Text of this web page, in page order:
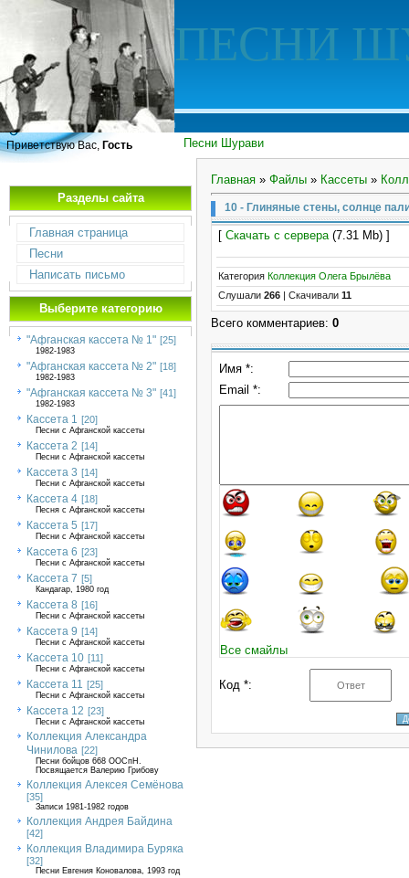
ПЕСНИ
Песни Шурави
Приветствую Вас, Гость
Разделы сайта
Главная страница
Песни
Написать письмо
Выберите категорию
"Афганская кассета № 1" [25]
1982-1983
"Афганская кассета № 2" [18]
1982-1983
"Афганская кассета № 3" [41]
1982-1983
Кассета 1 [20]
Песни с Афганской кассеты
Кассета 2 [14]
Песни с Афганской кассеты
Кассета 3 [14]
Песни с Афганской кассеты
Кассета 4 [18]
Песня с Афганской кассеты
Кассета 5 [17]
Песни с Афганской кассеты
Кассета 6 [23]
Песни с Афганской кассеты
Кассета 7 [5]
Кандагар, 1980 год
Кассета 8 [16]
Песни с Афганской кассеты
Кассета 9 [14]
Песни с Афганской кассеты
Кассета 10 [11]
Песни с Афганской кассеты
Кассета 11 [25]
Песни с Афганской кассеты
Кассета 12 [23]
Песни с Афганской кассеты
Коллекция Александра
Чинилова [22]
Песни бойцов 668 ООСпН.
Посвящается Валерию Грибову
Коллекция Алексея Семёнова
[35]
Записи 1981-1982 годов
Коллекция Андрея Байдина
[42]
Коллекция Владимира Буряка
[32]
Песни Евгения Коновалова, 1993 год
Главная » Файлы » Кассеты »
10 - Глиняные стены, солнце
[ Скачать с сервера(7.31 Mb) ]
Категория Коллекция Олега Брылёва
Слушали 266 Скачивали 11
Всего комментариев: 0
Имя *:
Email *:
Все смайлы
Код *: